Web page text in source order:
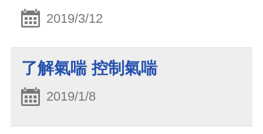
2019/3/12
了解氣喘 控制氣喘
2019/1/8